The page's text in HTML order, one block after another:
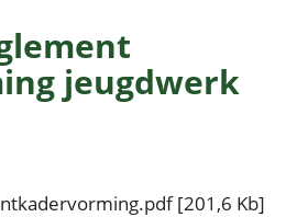
jeugdwerk
201,6 Kb